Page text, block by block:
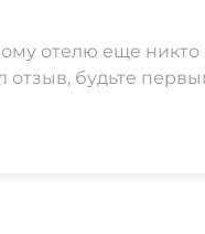
отелю еще никто
отзыв, будьте